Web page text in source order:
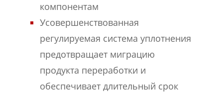
компонентам
Усовершенствованная
регулируемая система уплотнения
предотвращает миграцию
продукта переработки и
обеспечивает длительный срок